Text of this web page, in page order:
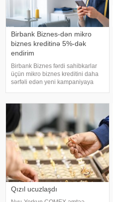
Birbank Biznes-dən mikro
biznes kreditinə 5%-dək
endirim
Birbank Biznes fərdi sahibkarlar
üçün mikro biznes kreditini daha
sərfəli edən yeni kampaniyaya
Birbank Biznes tətbiqində krediti
başdan-başa onlayn rəsmiləşdirə
Qızıl ucuzlaşdı